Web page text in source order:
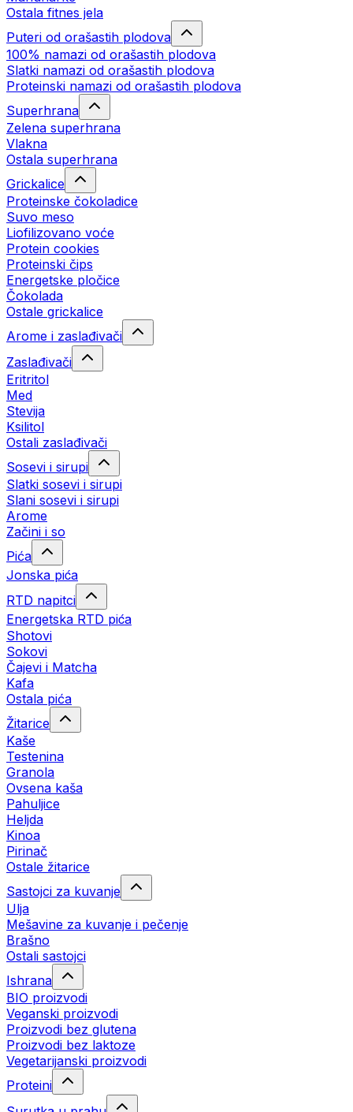
Ostala fitnes jela
Puteri od orašastih plodova
100% namazi od orašastih plodova
Slatki namazi od orašastih plodova
Proteinski namazi od orašastih plodova
Superhrana
Zelena superhrana
Vlakna
Ostala superhrana
Grickalice
Proteinske čokoladice
Suvo meso
Liofilizovano voće
Protein cookies
Proteinski čips
Energetske pločice
Čokolada
Ostale grickalice
Arome i zaslađivači
Zaslađivači
Eritritol
Med
Stevija
Ksilitol
Ostali zaslađivači
Sosevi i sirupi
Slatki sosevi i sirupi
Slani sosevi i sirupi
Arome
Začini i so
Pića
Jonska pića
RTD napitci
Energetska RTD pića
Shotovi
Sokovi
Čajevi i Matcha
Kafa
Ostala pića
Žitarice
Kaše
Testenina
Granola
Ovsena kaša
Pahuljice
Heljda
Kinoa
Pirinač
Ostale žitarice
Sastojci za kuvanje
Ulja
Mešavine za kuvanje i pečenje
Brašno
Ostali sastojci
Ishrana
BIO proizvodi
Veganski proizvodi
Proizvodi bez glutena
Proizvodi bez laktoze
Vegetarijanski proizvodi
Proteini